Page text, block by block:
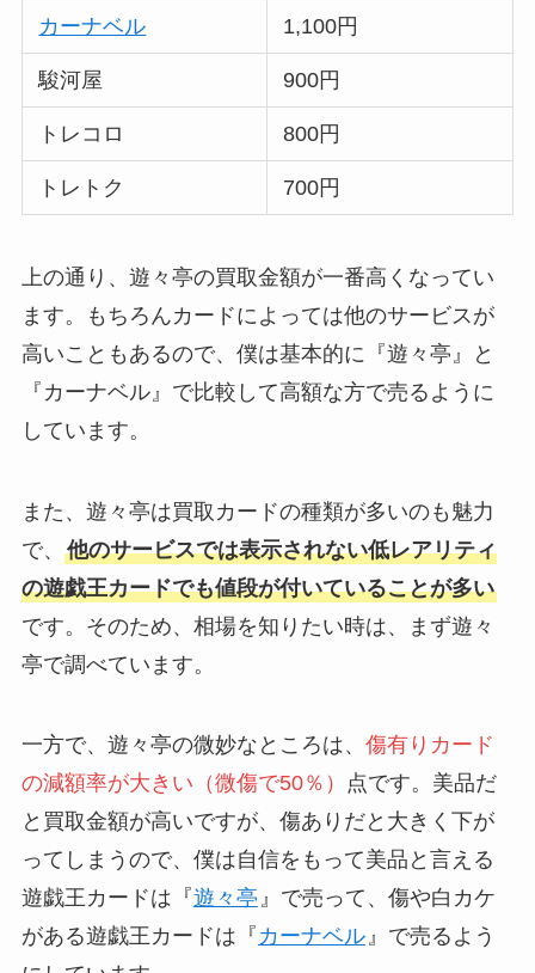
カーナベル 1,100円
駿河屋 900円
トレコロ 800円
トレトク 700円
上の通り、遊々亭の買取金額が一番高くなってい
ます。もちろんカードによっては他のサービスが
高いこともあるので、僕は基本的に『遊々亭』と
『カーナベル』で比較して高額な方で売るように
しています。
また、遊々亭は買取カードの種類が多いのも魅力
で、 他のサービスでは表示されない低レアリティ
の遊戯王カードでも値段が付いていることが多い
です。そのため、相場を知りたい時は、まず遊々
亭で調べています。
一方で、遊々亭の微妙なところは、 傷有りカード
の減額率が大きい（微傷で50％）
点です。美品だ
と買取金額が高いですが、傷ありだと大きく下が
ってしまうので、僕は自信をもって美品と言える
遊戯王カードは『遊々亭 』で売って、傷や白カケ
がある遊戯王カードは『 カーナベル』で売るよう